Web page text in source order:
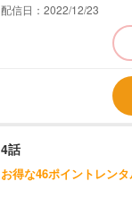
配信日：2022/12/23
4話
お得な46ポイントレン